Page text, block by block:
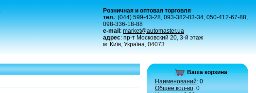
Розничная и оптовая торговля
тел.: (044) 599-43-28, 093-382-03-34, 050-412-67-88,
098-336-18-88
e-mail :market@automaster.ua
адрес: пр-т Московский 20, 3-й этаж
м. Київ, Україна, 04073
Ваша корзина:
Наименований: 0
Общее кол-во: 0